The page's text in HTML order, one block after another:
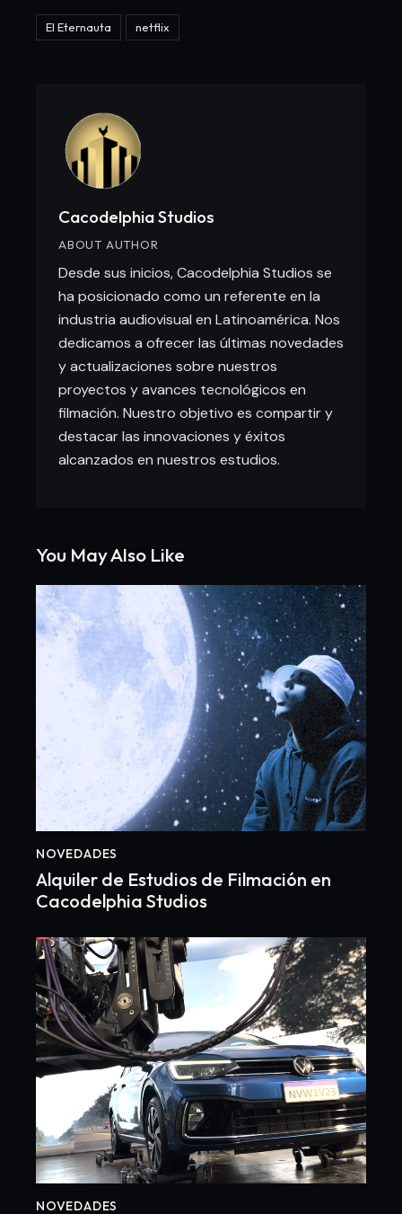
El Eternauta netflix
Cacodelphia Studios
ABOUT AUTHOR
Desde sus inicios, Cacodelphia Studios se
ha posicionado como un referente en la
industria audiovisual en Latinoamérica. Nos
dedicamos a ofrecer las últimas novedades
y actualizaciones sobre nuestros
proyectos y avances tecnológicos en
filmación. Nuestro objetivo es compartir y
destacar las innovaciones y éxitos
alcanzados en nuestros estudios.
You May Also Like
NOVEDADES
Alquiler de Estudios de Filmación en
Cacodelphia Studios
NOVEDADES